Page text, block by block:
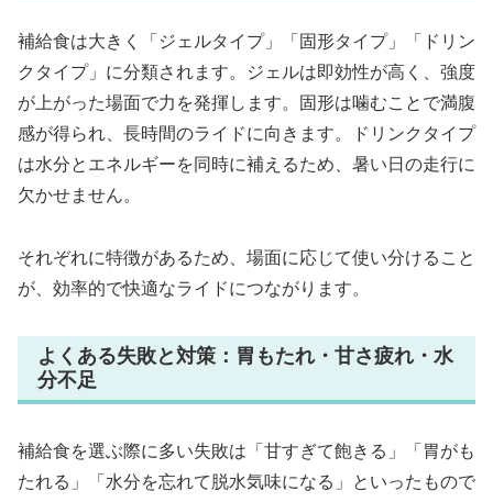
補給食は大きく「ジェルタイプ」「固形タイプ」「ドリン
クタイプ」に分類されます。ジェルは即効性が高く、強度
が上がった場面で力を発揮します。固形は噛むことで満腹
感が得られ、長時間のライドに向きます。ドリンクタイプ
は水分とエネルギーを同時に補えるため、暑い日の走行に
欠かせません。
それぞれに特徴があるため、場面に応じて使い分けること
が、効率的で快適なライドにつながります。
よくある失敗と対策：胃もたれ・甘さ疲れ・水
分不足
補給食を選ぶ際に多い失敗は「甘すぎて飽きる」「胃がも
たれる」「水分を忘れて脱水気味になる」といったもので